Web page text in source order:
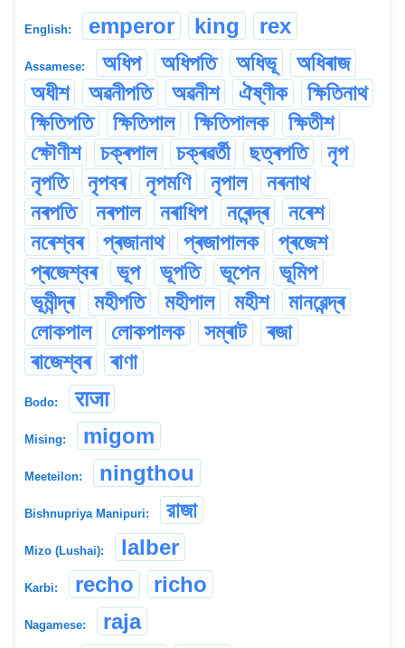
English: emperor king rex
Assamese: অধিপ অধিপতি অধিভূ
অধিৰাজ
অধীশ
অৱনীপতি অৱনীশ ঐষ্ণীক
ক্ষিতিনাথ
ক্ষিতিপতি
ক্ষিতিপাল ক্ষিতিপালক
ক্ষিতীশ
ক্ষৌণীশ
চক্ৰপাল চক্ৰৱৰ্তী ছত্ৰপতি
নৃপ
নৃপতি
নৃপবৰ নৃপমণি নৃপাল
নৰনাথ
নৰপতি
নৰপাল নৰাধিপ নৰেন্দ্ৰ
নৰেশ
নৰেশ্বৰ
প্ৰজানাথ প্ৰজাপালক
প্ৰজেশ
প্ৰজেশ্বৰ
ভূপ ভূপতি ভূপেন
ভূমিপ
ভূমীন্দ্ৰ
মহীপতি মহীপাল মহীশ
মানৱেন্দ্ৰ
লোকপাল
লোকপালক সম্ৰাট
ৰজা
ৰাজেশ্বৰ
ৰাণা
Bodo: राजा
Mising: migom
Meeteilon: ningthou
Bishnupriya Manipuri: রাজা
Mizo (Lushai): lalber
Karbi: recho richo
Nagamese:
raja